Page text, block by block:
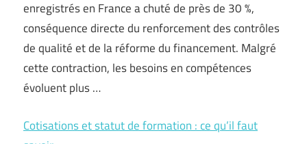
enregistrés en France a chuté de près de 30 %,
conséquence directe du renforcement des contrôles
de qualité et de la réforme du financement. Malgré
cette contraction, les besoins en compétences
évoluent plus …
Cotisations et statut de formation : ce qu’il faut